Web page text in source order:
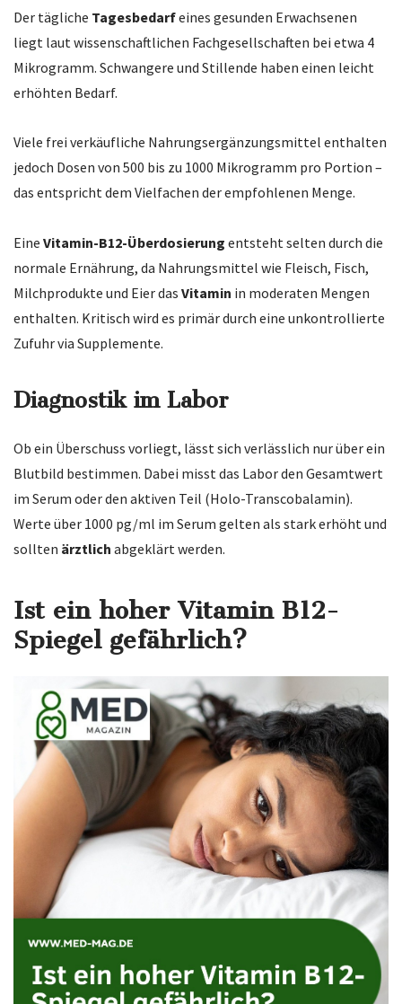
Der tägliche Tagesbedarfeines gesunden Erwachsenen
liegt laut wissenschaftlichen Fachgesellschaften bei etwa 4
Mikrogramm. Schwangere und Stillende haben einen leicht
erhöhten Bedarf.
Viele frei verkäufliche Nahrungsergänzungsmittel enthalten
jedoch Dosen von 500 bis zu 1000 Mikrogramm pro Portion –
das entspricht dem Vielfachen der empfohlenen Menge.
Eine Vitamin-B12-Überdosierung entsteht selten durch die
normale Ernährung, da Nahrungsmittel wie Fleisch, Fisch,
Milchprodukte und Eier das Vitamin in moderaten Mengen
enthalten. Kritisch wird es primär durch eine unkontrollierte
Zufuhr via Supplemente.
Diagnostik im Labor
Ob ein Überschuss vorliegt, lässt sich verlässlich nur über ein
Blutbild bestimmen. Dabei misst das Labor den Gesamtwert
im Serum oder den aktiven Teil (Holo-Transcobalamin).
Werte über 1000 pg/ml im Serum gelten als stark erhöht und
sollten ärztlich abgeklärt werden.
Ist ein hoher Vitamin B12-
Spiegel gefährlich?